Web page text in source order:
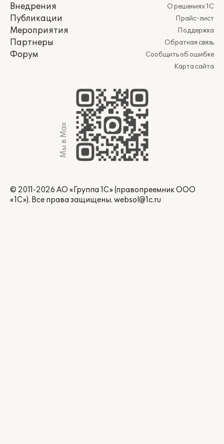
Внедрения
Публикации
Мероприятия
Партнеры
Форум
О решениях 1С
Прайс-лист
Поддержка
Обратная связь
Сообщить об ошибке
Карта сайта
Мы в Max
© 2011-2026 АО «Группа 1С» (правопреемник ООО
«1С»). Все права защищены. websol@1c.ru